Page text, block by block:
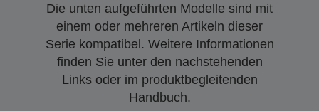
Die unten aufgeführten Modelle sind mit
einem oder mehreren Artikeln dieser
Serie kompatibel. Weitere Informationen
finden Sie unter den nachstehenden
Links oder im produktbegleitenden
Handbuch.